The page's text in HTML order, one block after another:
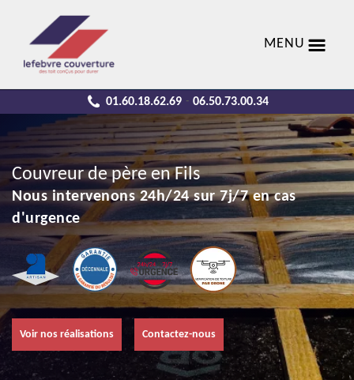
MENU
01.60.18.62.69 - 06.50.73.00.34
Couvreur de père en Fils
Nous intervenons 24h/24 sur 7j/7 en cas
d'urgence
Voir nos réalisations Contactez-nous